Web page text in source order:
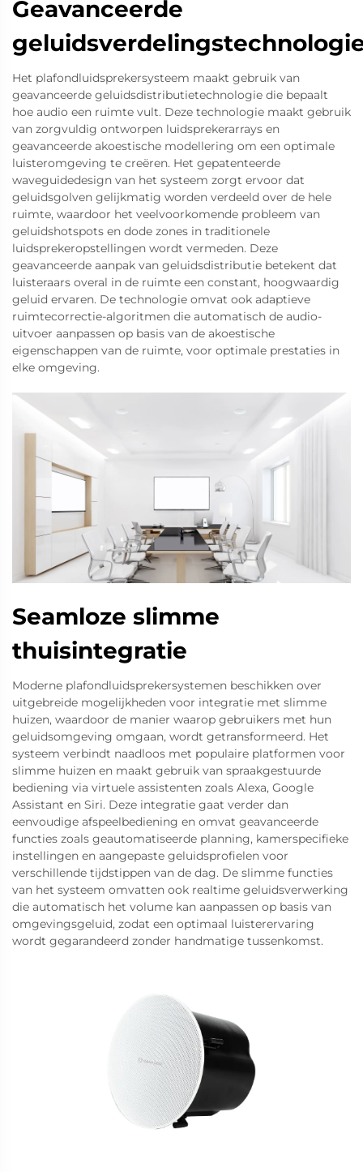
Geavanceerde
Het plafondluidsprekersysteem maakt gebruik van
geavanceerde geluidsdistributietechnologie die bepaalt
hoe audio een ruimte vult. Deze technologie maakt gebruik
van zorgvuldig ontworpen luidsprekerarrays en
geavanceerde akoestische modellering om een optimale
luisteromgeving te creëren. Het gepatenteerde
waveguidedesign van het systeem zorgt ervoor dat
geluidsgolven gelijkmatig worden verdeeld over de hele
ruimte, waardoor het veelvoorkomende probleem van
geluidshotspots en dode zones in traditionele
luidsprekeropstellingen wordt vermeden. Deze
geavanceerde aanpak van geluidsdistributie betekent dat
luisteraars overal in de ruimte een constant, hoogwaardig
geluid ervaren. De technologie omvat ook adaptieve
ruimtecorrectie-algoritmen die automatisch de audio-
uitvoer aanpassen op basis van de akoestische
eigenschappen van de ruimte, voor optimale prestaties in
elke omgeving.
Seamloze slimme
thuisintegratie
Moderne plafondluidsprekersystemen beschikken over
uitgebreide mogelijkheden voor integratie met slimme
huizen, waardoor de manier waarop gebruikers met hun
geluidsomgeving omgaan, wordt getransformeerd. Het
systeem verbindt naadloos met populaire platformen voor
slimme huizen en maakt gebruik van spraakgestuurde
bediening via virtuele assistenten zoals Alexa, Google
Assistant en Siri. Deze integratie gaat verder dan
eenvoudige afspeelbediening en omvat geavanceerde
functies zoals geautomatiseerde planning, kamerspecifieke
instellingen en aangepaste geluidsprofielen voor
verschillende tijdstippen van de dag. De slimme functies
van het systeem omvatten ook realtime geluidsverwerking
die automatisch het volume kan aanpassen op basis van
omgevingsgeluid, zodat een optimaal luisterervaring
wordt gegarandeerd zonder handmatige tussenkomst.